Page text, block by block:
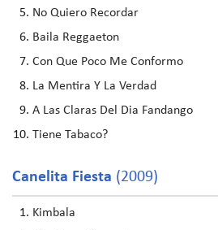
No Quiero Recordar
Baila Reggaeton
Con Que Poco Me Conformo
La Mentira Y La Verdad
A Las Claras Del Dia Fandango
Tiene Tabaco?
Canelita Fiesta (2009)
Kimbala